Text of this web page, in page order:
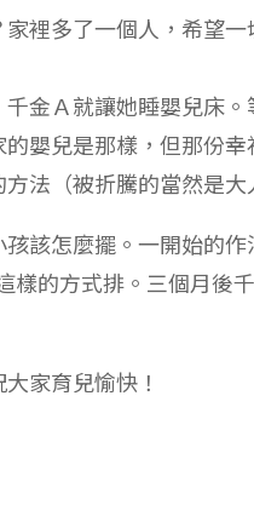
裡多了一個人，希望
金Ａ就讓她睡嬰兒床
嬰兒是那樣，但那份
法（被折騰的當然是大
該怎麼擺。一開始的
樣的方式排。三個月後
家育兒愉快！